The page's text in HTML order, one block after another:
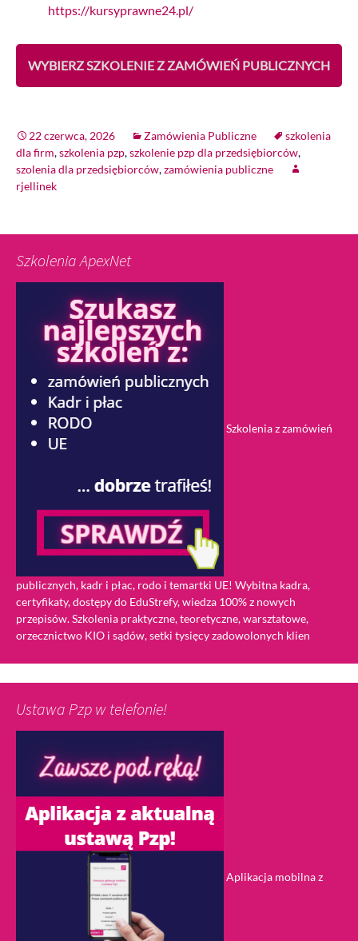
https://kursyprawne24.pl/
WYBIERZ SZKOLENIE Z ZAMÓWIEŃ PUBLICZNYCH
22 czerwca, 2026 Zamówienia Publiczne
szkolenia
dla firm,szkolenia pzp,szkolenie pzp dla przedsiębiorców,
szolenia dla przedsiębiorców,zamówienia publiczne
rjellinek
Szkolenia ApexNet
Szkolenia z zamówień
publicznych, kadr i płac, rodo i temartki UE! Wybitna kadra,
certyfikaty, dostępy do EduStrefy, wiedza 100% z nowych
przepisów. Szkolenia praktyczne, teoretyczne, warsztatowe,
orzecznictwo KIO i sądów, setki tysięcy zadowolonych klien
Ustawa Pzp w telefonie!
Aplikacja mobilna z